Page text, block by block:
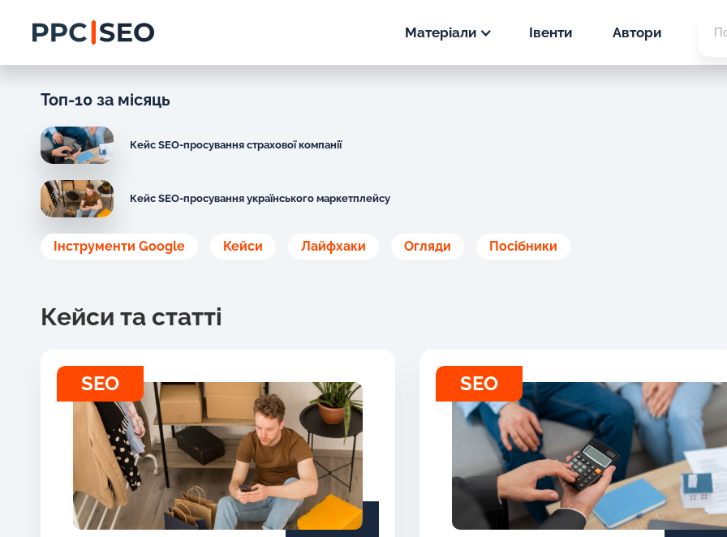
Матеріали
SEO
Івенти Автори
Топ-10 за місяць
Кейс SEO-просування страхової компанії
Кейс SEO-просування українського маркетплейсу
Інструменти Google Кейси Лайфхаки Огляди Посібники
Кейси та статті
SEO SEO